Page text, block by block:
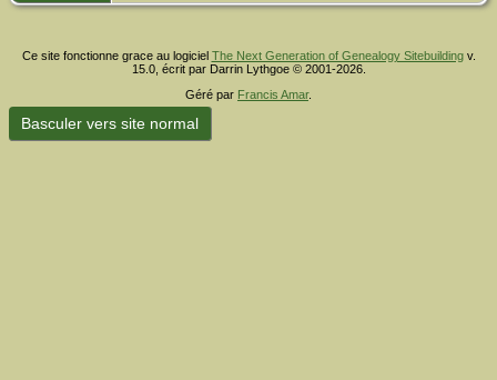
Ce site fonctionne grace au logiciel The Next Generation of Genealogy Sitebuildingv.
15.0, écrit par Darrin Lythgoe © 2001-2026.
Géré par Francis Amar.
Basculer vers site normal